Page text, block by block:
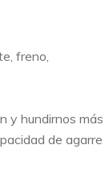
freno,
y hundirnos más
de agarre